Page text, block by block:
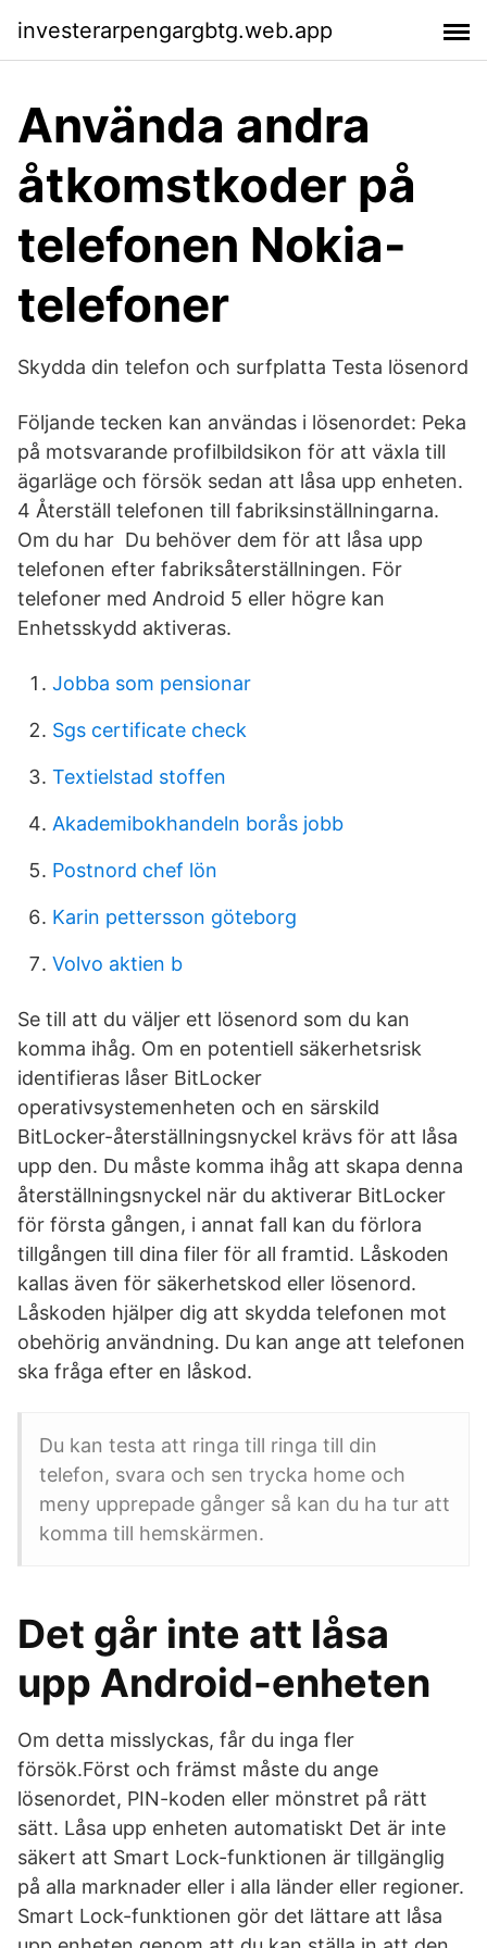
investerarpengargbtg.web.app
Använda andra
åtkomstkoder på
telefonen Nokia-
telefoner
Skydda din telefon och surfplatta Testa lösenord
Följande tecken kan användas i lösenordet: Peka
på motsvarande profilbildsikon för att växla till
ägarläge och försök sedan att låsa upp enheten.
4 Återställ telefonen till fabriksinställningarna.
Om du har Du behöver dem för att låsa upp
telefonen efter fabriksåterställningen. För
telefoner med Android 5 eller högre kan
Enhetsskydd aktiveras.
Jobba som pensionar
Sgs certificate check
Textielstad stoffen
Akademibokhandeln borås jobb
Postnord chef lön
Karin pettersson göteborg
Volvo aktien b
Se till att du väljer ett lösenord som du kan
komma ihåg. Om en potentiell säkerhetsrisk
identifieras låser BitLocker
operativsystemenheten och en särskild
BitLocker-återställningsnyckel krävs för att låsa
upp den. Du måste komma ihåg att skapa denna
återställningsnyckel när du aktiverar BitLocker
för första gången, i annat fall kan du förlora
tillgången till dina filer för all framtid. Låskoden
kallas även för säkerhetskod eller lösenord.
Låskoden hjälper dig att skydda telefonen mot
obehörig användning. Du kan ange att telefonen
ska fråga efter en låskod.
Du kan testa att ringa till ringa till din
telefon, svara och sen trycka home och
meny upprepade gånger så kan du ha tur att
komma till hemskärmen.
Det går inte att låsa
upp Android-enheten
Om detta misslyckas, får du inga fler
försök.Först och främst måste du ange
lösenordet, PIN-koden eller mönstret på rätt
sätt. Låsa upp enheten automatiskt Det är inte
säkert att Smart Lock-funktionen är tillgänglig
på alla marknader eller i alla länder eller regioner.
Smart Lock-funktionen gör det lättare att låsa